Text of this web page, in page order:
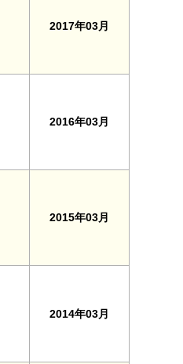
2017年03月
2016年03月
2015年03月
2014年03月